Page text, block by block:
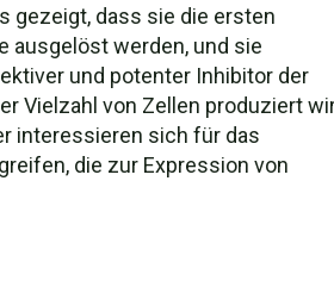
gezeigt, dass sie die ersten
ausgelöst werden, und sie
und potenter Inhibitor der
Vielzahl von Zellen produziert
interessieren sich für das
die zur Expression von